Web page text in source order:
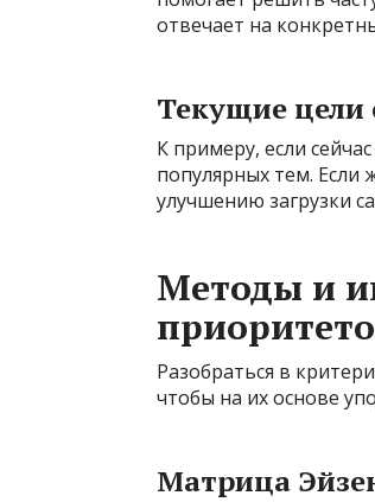
отвечает на
Текущие цели
К примеру, если
популярных тем. Если
улучшению загрузки
Методы и
Разобраться в
чтобы на их основе
Матрица